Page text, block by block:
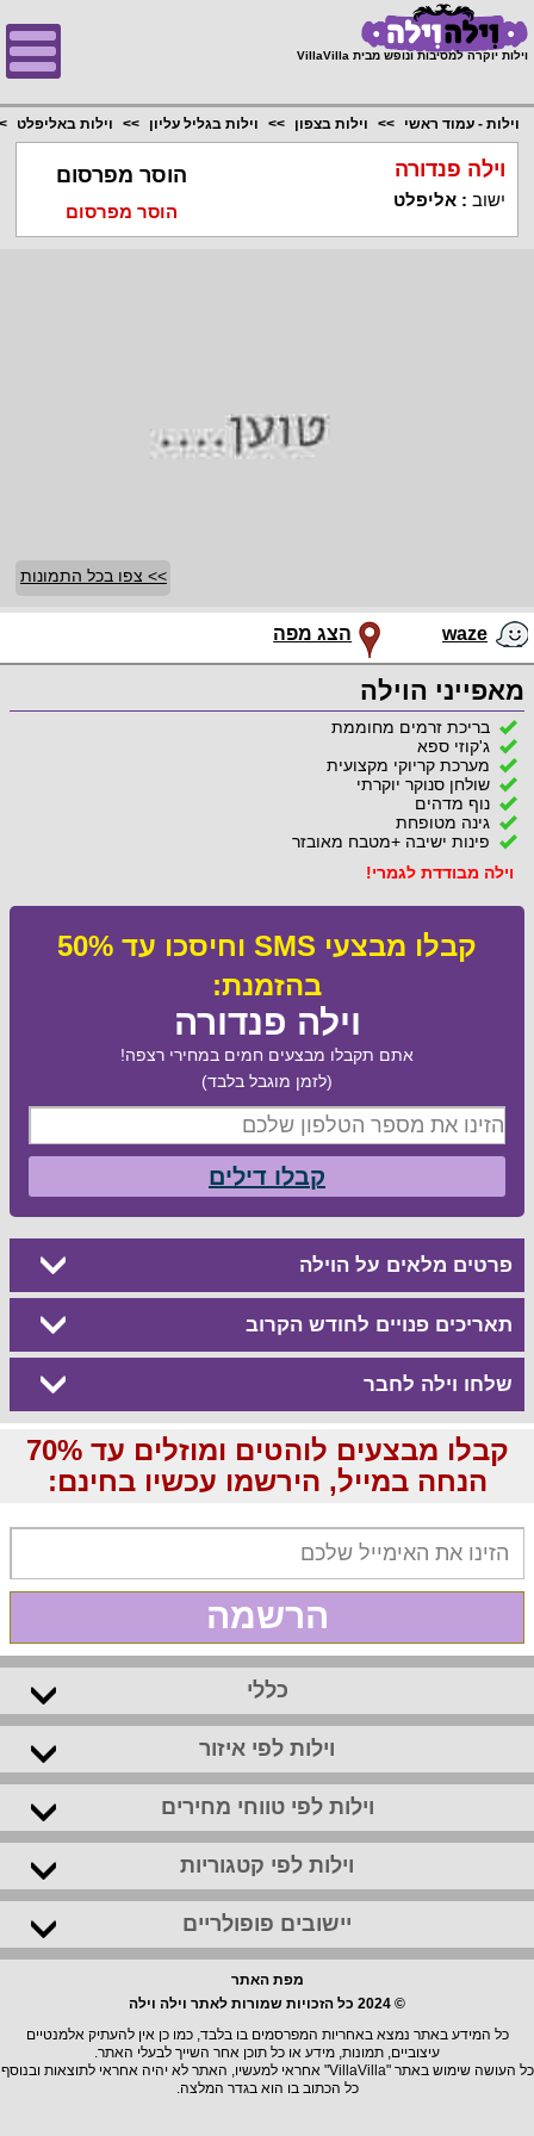
וילות יוקרה למסיבות ונופש מבית VillaVilla
וילות - עמוד ראשי וילות בצפון וילות בגליל עליון וילות באליפלט
וילה פנדורה
ישוב :אליפלט
הוסר מפרסום
הוסר מפרסום
>> צפו בכל התמונות
waze הצג מפה
מאפייני הוילה
בריכת זרמים מחוממת
ג'קוזי ספא
מערכת קריוקי מקצועית
שולחן סנוקר יוקרתי
נוף מדהים
גינה מטופחת
פינות ישיבה +מטבח מאובזר
וילה מבודדת לגמרי!
קבלו מבצעי SMS וחיסכו עד 50%
בהזמנת:
וילה פנדורה
אתם תקבלו מבצעים חמים במחירי רצפה!
(לזמן מוגבל בלבד)
קבלו דילים
פרטים מלאים על הוילה
תאריכים פנויים לחודש הקרוב
שלחו וילה לחבר
קבלו מבצעים לוהטים ומוזלים עד 70%
הנחה במייל, הירשמו עכשיו בחינם:
הרשמה
כללי
וילות לפי איזור
וילות לפי טווחי מחירים
וילות לפי קטגוריות
יישובים פופולריים
מפת האתר
© 2024 כל הזכויות שמורות לאתר וילה וילה
כל המידע באתר נמצא באחריות המפרסמים בו בלבד, כמו כן אין להעתיק אלמנטיים
עיצוביים, תמונות, מידע או כל תוכן אחר השייך לבעלי האתר.
כל העושה שימוש באתר "VillaVilla" אחראי למעשיו, האתר לא יהיה אחראי לתוצאות ובנוסף
כל הכתוב בו הוא בגדר המלצה.